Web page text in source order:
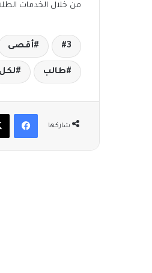
من خلال الخدمات
3 أقصى
طالب لكل
شاركها